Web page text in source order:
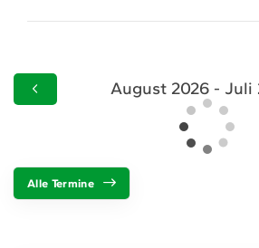
August 2026 - Juli
Alle Termine